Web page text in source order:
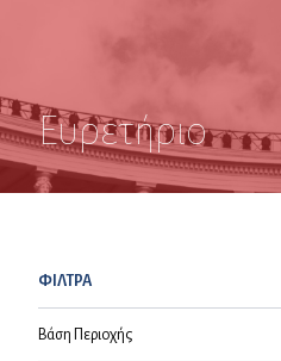
Ευρετήριο
ΦΙΛΤΡΑ
Βάση Περιοχής